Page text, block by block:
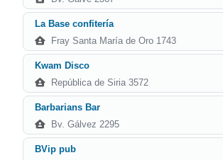
La Base confitería
Fray Santa María de Oro 1743
Kwam Disco
República de Siria 3572
Barbarians Bar
Bv. Gálvez 2295
BVip pub